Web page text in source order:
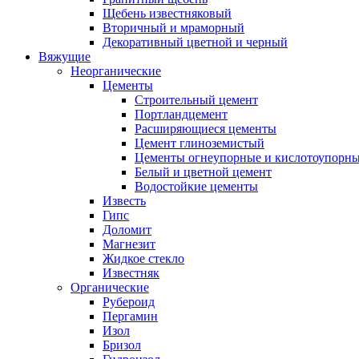
Щебень известняковый
Вторичный и мраморный
Декоративный цветной и черный
Вяжущие
Неорганические
Цементы
Строительный цемент
Портландцемент
Расширяющиеся цементы
Цемент глиноземистый
Цементы огнеупорные и
Белый и цветной цемент
Водостойкие цементы
Известь
Гипс
Доломит
Магнезит
Жидкое стекло
Известняк
Органические
Рубероид
Пергамин
Изол
Бризол